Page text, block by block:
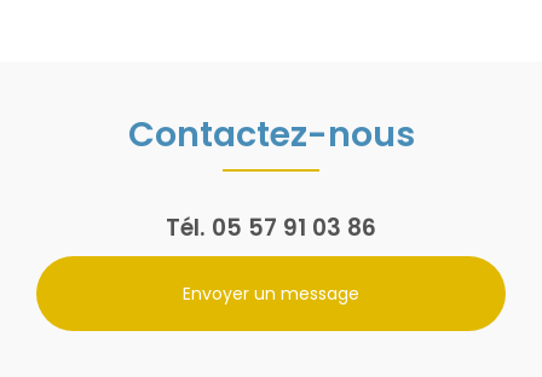
Contactez-nous
Tél. 05 57 91 03 86
Envoyer un message